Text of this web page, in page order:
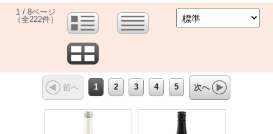
1 / 8ページ
（全222件）
前へ 1 2 3 4 5 次へ